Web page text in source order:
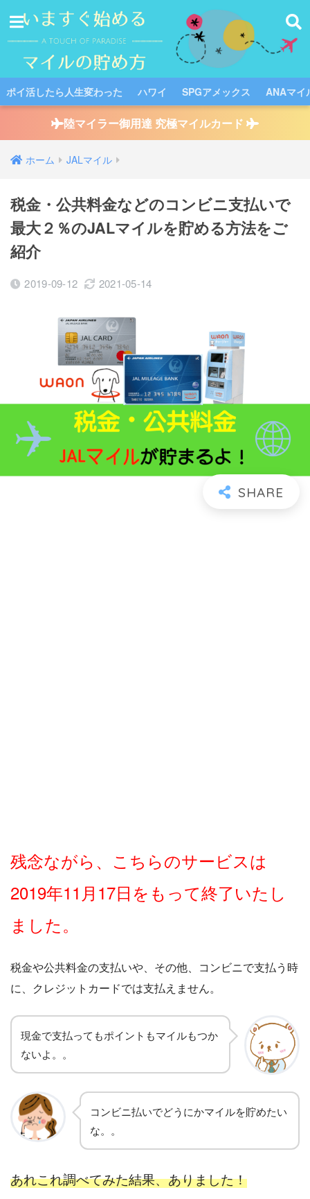
ポイ活したら人生変わった ハワイ SPGアメックス ANAマイ
陸マイラー御用達 究極マイルカード
ホーム JALマイル
税金・公共料金などのコンビニ支払いで
最大２％のJALマイルを貯める方法をご
紹介
2019-09-12 2021-05-14
残念ながら、こちらのサービスは
2019年11月17日をもって終了いたし
ました。
税金や公共料金の支払いや、その他、コンビニで支払う時
に、クレジットカードでは支払えません。
現金で支払ってもポイントもマイルもつか
ないよ。。
コンビニ払いでどうにかマイルを貯めたい
な。。
あれこれ調べてみた結果、ありました！